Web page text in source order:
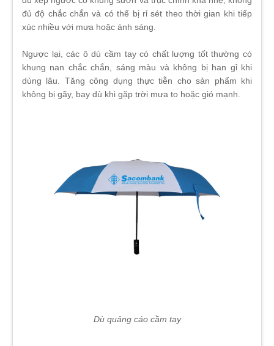
đủ độ chắc chắn và có thể bị rỉ sét theo thời gian khi tiếp
xúc nhiều với mưa hoặc ánh sáng.
Ngược lại, các ô dù cầm tay có chất lượng tốt thường có
khung nan chắc chắn, sáng màu và không bị han gỉ khi
dùng lâu. Tăng công dụng thực tiễn cho sản phẩm khi
không bị gãy, bay dù khi gặp trời mưa to hoặc gió mạnh.
Dù quảng cáo cầm tay